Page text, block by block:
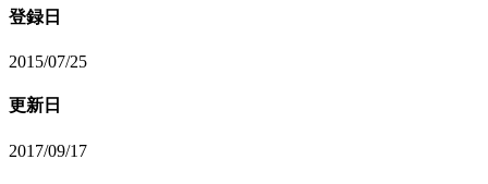
登録日
2015/07/25
更新日
2017/09/17